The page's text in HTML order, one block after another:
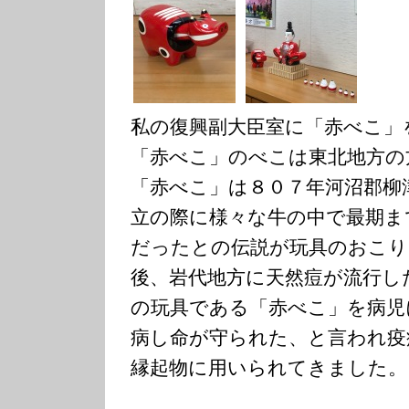
私の復興副大臣室に「赤べこ
「赤べこ」のべこは東北地方
「赤べこ」は８０７年河沼郡
立の際に様々な牛の中で最期
だったとの伝説が玩具のおこ
後、岩代地方に天然痘が流行
の玩具である「赤べこ」を病
病し命が守られた、と言われ
縁起物に用いられてきました